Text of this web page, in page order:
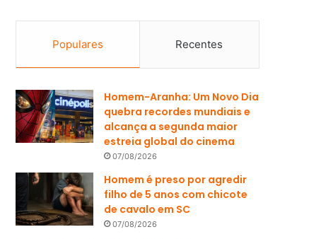
Populares Recentes
Homem-Aranha: Um Novo Dia
quebra recordes mundiais e
alcança a segunda maior
estreia global do cinema
07/08/2026
Homem é preso por agredir
filho de 5 anos com chicote
de cavalo em SC
07/08/2026